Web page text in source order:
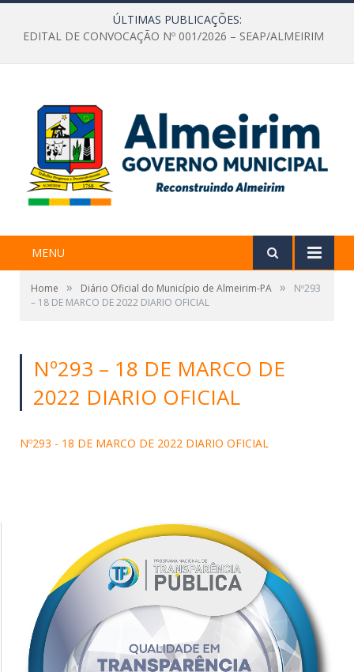
ÚLTIMAS PUBLICAÇÕES:
EDITAL DE CONVOCAÇÃO Nº 001/2026 – SEAP/ALMEIRIM
MENU
Home » Diário Oficial do Município de Almeirim-PA »
Nº293
– 18 DE MARCO DE 2022 DIARIO OFICIAL
Nº293 – 18 DE MARCO DE
2022 DIARIO OFICIAL
Nº293 - 18 DE MARCO DE 2022 DIARIO OFICIAL